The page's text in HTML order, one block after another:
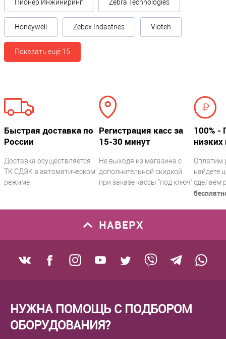
Пионер Инжиниринг Zebra Technologies
Honeywell Zebex Indastries Vioteh
Показать ещё 15
Быстрая доставка по
России
Доставка осуществляется
ТК СДЭК в автоматическом
режиме
Регистрация касс за
15-30 минут
Не выходя из магазина с
дополнительной скидкой
при заказе кассы "под ключ"
100% -
низких
Оплатим
найдете
сделаем
НАВЕРХ
НУЖНА ПОМОЩЬ С ПОДБОРОМ
ОБОРУДОВАНИЯ?